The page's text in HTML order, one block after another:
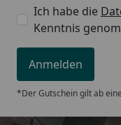
Ich habe die
Kenntnis
Anmelden
*Der Gutschein gilt ab